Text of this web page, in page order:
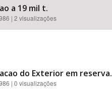
a 19 mil t.
| 2 visualizações
do Exterior em reserva.
| 0 visualizações